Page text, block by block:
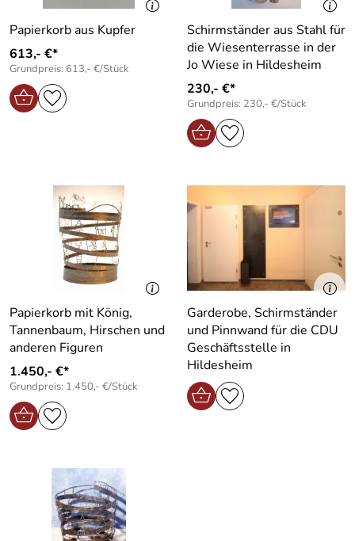
Papierkorb aus Kupfer
613,- €*
Grundpreis: 613,- €/Stück
Schirmständer aus Stahl für
die Wiesenterrasse in der
Jo Wiese in Hildesheim
230,- €*
Grundpreis: 230,- €/Stück
Papierkorb mit König,
Tannenbaum, Hirschen und
anderen Figuren
1.450,- €*
Grundpreis: 1.450,- €/Stück
Garderobe, Schirmständer
und Pinnwand für die CDU
Geschäftsstelle in
Hildesheim